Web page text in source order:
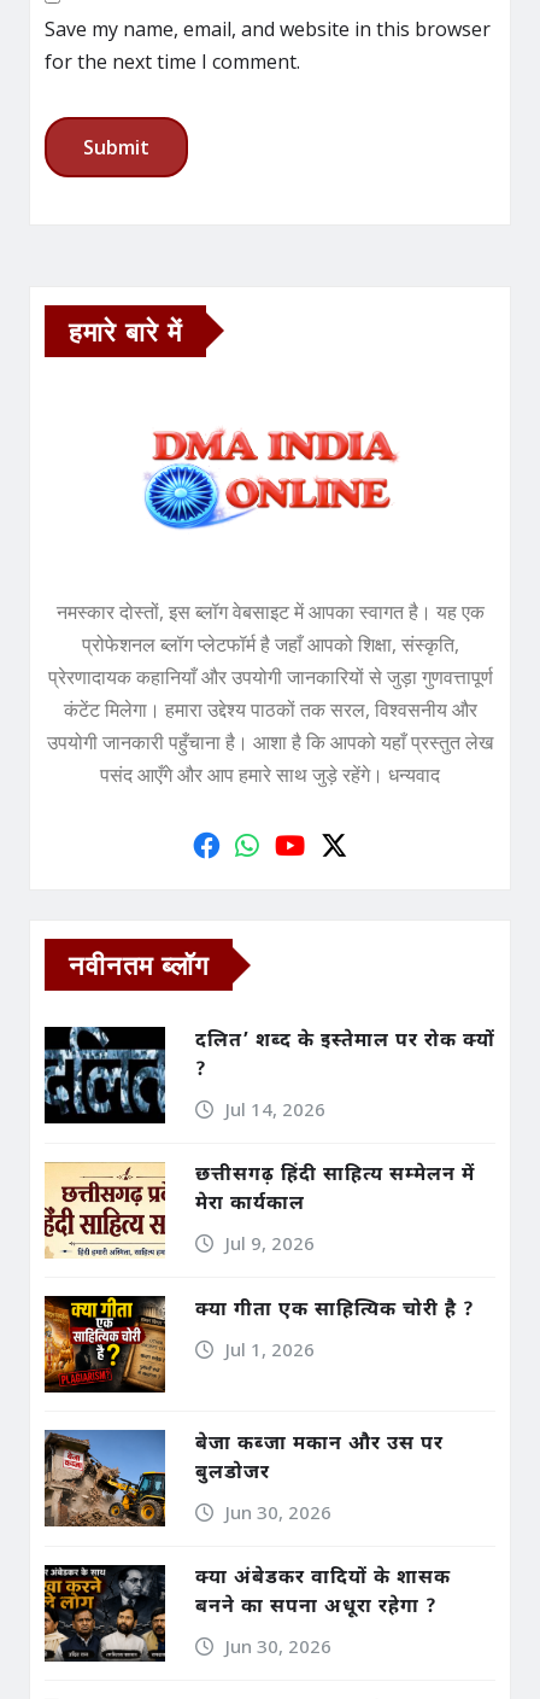
Save my name, email, and website in this browser
for the next time I comment.
हमारे बारे में
नमस्कार दोस्तों, इस ब्लॉग वेबसाइट में आपका स्वागत है। यह एक
प्रोफेशनल ब्लॉग प्लेटफॉर्म है जहाँ आपको शिक्षा, संस्कृति,
प्रेरणादायक कहानियाँ और उपयोगी जानकारियों से जुड़ा गुणवत्तापूर्ण
कंटेंट मिलेगा। हमारा उद्देश्य पाठकों तक सरल, विश्वसनीय और
उपयोगी जानकारी पहुँचाना है। आशा है कि आपको यहाँ प्रस्तुत लेख
पसंद आएँगे और आप हमारे साथ जुड़े रहेंगे। धन्यवाद
नवीनतम ब्लॉग
दलित’ शब्द के इस्तेमाल पर रोक क्यों
?
Jul 14, 2026
छत्तीसगढ़ हिंदी साहित्य सम्मेलन में
मेरा कार्यकाल
Jul 9, 2026
क्या गीता एक साहित्यिक चोरी है ?
Jul 1, 2026
बेजा कब्जा मकान और उस पर
बुलडोजर
Jun 30, 2026
क्या अंबेडकर वादियों के शासक
बनने का सपना अधूरा रहेगा ?
Jun 30, 2026